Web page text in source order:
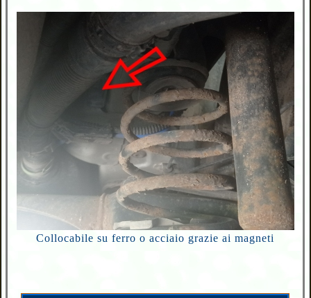
Collocabile su ferro o acciaio grazie ai magneti